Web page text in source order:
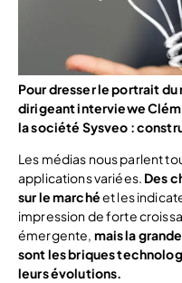
Pour dresser le portrait
dirigeant interviewe
la société Sysveo :
Les médias nous parlent
applications variées. Des
sur le marchéet les
impression de forte
émergente, mais la
sont les briques
leurs évolutions.